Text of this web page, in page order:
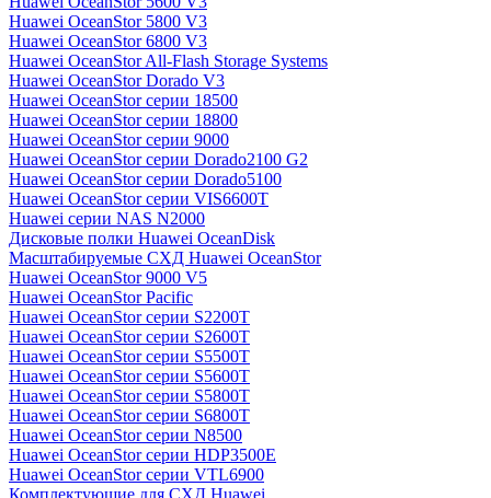
Huawei OceanStor 5800 V3
Huawei OceanStor 6800 V3
Huawei OceanStor All-Flash Storage Systems
Huawei OceanStor Dorado V3
Huawei OceanStor серии 18500
Huawei OceanStor серии 18800
Huawei OceanStor серии 9000
Huawei OceanStor серии Dorado2100 G2
Huawei OceanStor серии Dorado5100
Huawei OceanStor серии VIS6600T
Huawei серии NAS N2000
Дисковые полки Huawei OceanDisk
Масштабируемые СХД Huawei OceanStor
Huawei OceanStor 9000 V5
Huawei OceanStor Pacific
Huawei OceanStor серии S2200T
Huawei OceanStor серии S2600T
Huawei OceanStor серии S5500T
Huawei OceanStor серии S5600T
Huawei OceanStor серии S5800T
Huawei OceanStor серии S6800T
Huawei OceanStor серии N8500
Huawei OceanStor серии HDP3500E
Huawei OceanStor серии VTL6900
Комплектующие для СХД Huawei